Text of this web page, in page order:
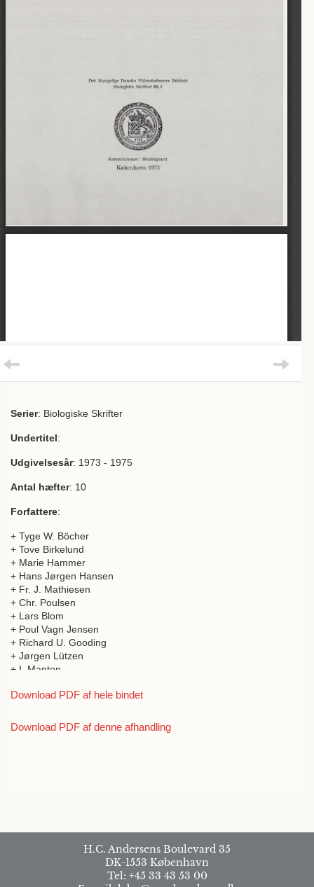
Serier: Biologiske Skrifter
Undertitel:
Udgivelsesår: 1973 - 1975
Antal hæfter: 10
Forfattere:
+ Tyge W. Böcher
+ Tove Birkelund
+ Marie Hammer
+ Hans Jørgen Hansen
+ Fr. J. Mathiesen
+ Chr. Poulsen
+ Lars Blom
+ Poul Vagn Jensen
+ Richard U. Gooding
+ Jørgen Lützen
+ I. Manton
+ R.Granville. Bromley
+ Norman B. Peake
Download PDF af hele bindet
Download PDF af denne afhandling
H.C. Andersens Boulevard 35
DK-1553 København
Tel: +45 33 43 53 00